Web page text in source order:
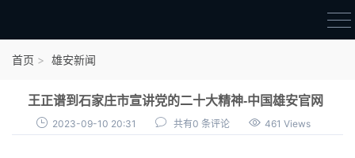
点我申领雄才卡
首页 雄安新闻
王正谱到石家庄市宣讲党的二十大精神-中国雄安官网
2023-09-10 20:31 共有0 条评论 461 Views